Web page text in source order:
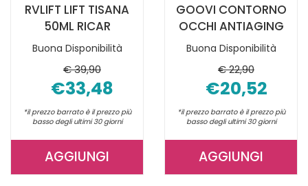
RVLIFT LIFT TISANA
50ML RICAR
Buona Disponibilità
€ 39,90
€33,48
*il prezzo barrato è il prezzo più
basso degli ultimi 30 giorni
AGGIUNGIAGGIUNGI RVLIFT
GOOVI CONTORNO
OCCHI ANTIAGING
Buona Disponibilità
€ 22,90
€20,52
*il prezzo barrato è il prezzo più
basso degli ultimi 30 giorni
AGGIUNGIAGGIUNGI